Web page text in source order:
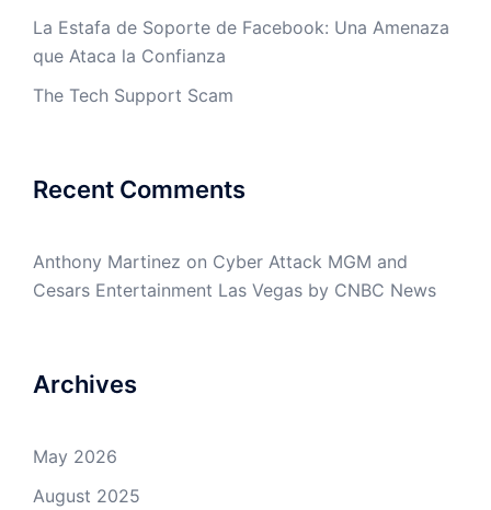
La Estafa de Soporte de Facebook: Una Amenaza
que Ataca la Confianza
The Tech Support Scam
Recent Comments
Anthony Martinez on Cyber Attack MGM and
Cesars Entertainment Las Vegas by CNBC News
Archives
May 2026
August 2025